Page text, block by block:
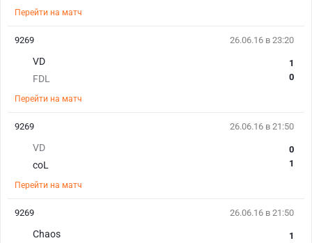
Перейти на матч
26.06.16 в 23:20
VD
FDL
1
0
Перейти на матч
9269
26.06.16 в 21:50
VD
coL
0
1
Перейти на матч
9269
26.06.16 в 21:50
Chaos
1
9269